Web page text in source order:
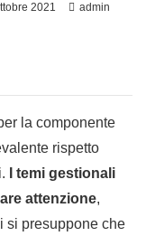
2021
admin
la componente
rispetto
I temi gestionali
attenzione,
si presuppone che